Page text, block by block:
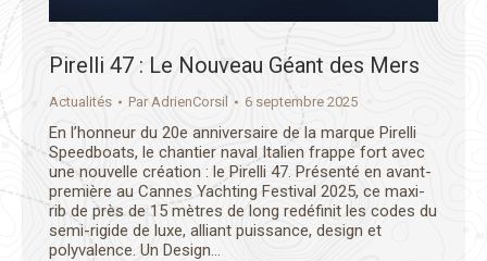
Pirelli 47 : Le Nouveau Géant des Mers
Actualités Par AdrienCorsil 6 septembre 2025
En l’honneur du 20e anniversaire de la marque Pirelli
Speedboats, le chantier naval Italien frappe fort avec
une nouvelle création : le Pirelli 47. Présenté en avant-
première au Cannes Yachting Festival 2025, ce maxi-
rib de près de 15 mètres de long redéfinit les codes du
semi-rigide de luxe, alliant puissance, design et
polyvalence. Un Design…